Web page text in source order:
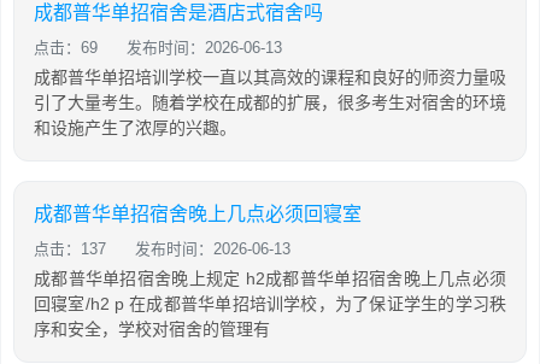
成都普华单招宿舍是酒店式宿舍吗
点击：69 发布时间：2026-06-13
成都普华单招培训学校一直以其高效的课程和良好的师资力量吸
引了大量考生。随着学校在成都的扩展，很多考生对宿舍的环境
和设施产生了浓厚的兴趣。
成都普华单招宿舍晚上几点必须回寝室
点击：137 发布时间：2026-06-13
成都普华单招宿舍晚上规定 h2成都普华单招宿舍晚上几点必须
回寝室/h2 p 在成都普华单招培训学校，为了保证学生的学习秩
序和安全，学校对宿舍的管理有